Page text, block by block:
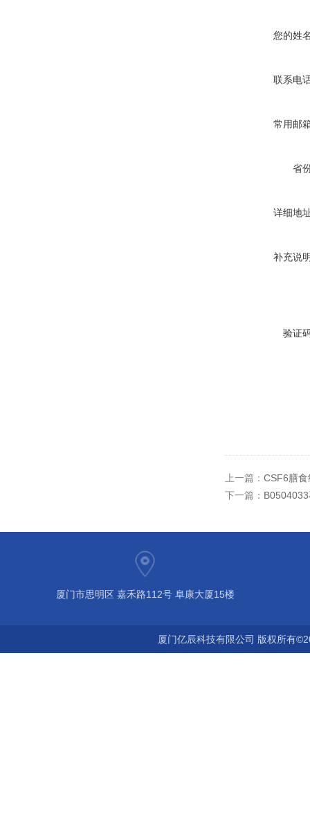
您的姓
联系电
常用邮
省
详细地
补充说
验证
上一篇： CSF6膳
下一篇：
厦门市思明区 嘉禾路112号 阜康大厦15楼
厦门亿辰科技有限公司 版权所有